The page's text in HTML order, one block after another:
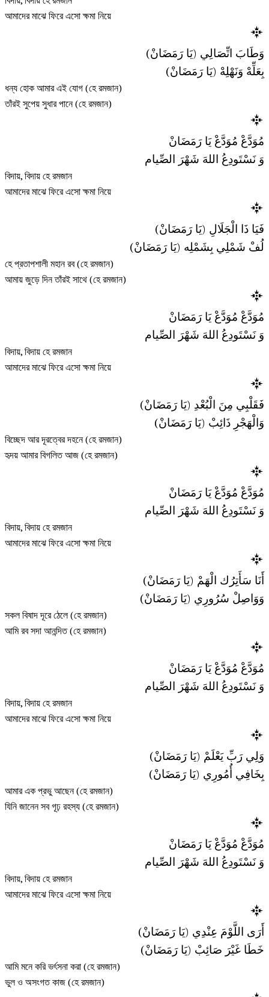
আমাদের মাঝে ফিরে এসো ক্ষমা নিয়ে
وَطَابَ اتِّصَالِي (يَا رَمَضَانْ)
بِعَلِّهْ وَنَهْلِهْ (يَا رَمَضَانْ)
ধন্য হোক আমার এই যোগ (হে রমজান)
তাঁরই সুপেয় সুধার পানে (হে রমজান)
مُوَدَّعْ مُوَدَّعْ يَا رَمَضَانْ
وَ نَسْتَودِعُ اللهَ شَهْرَ الصِّيام
বিদায়, বিদায় হে রমজান
আমাদের মাঝে ফিরে এসো ক্ষমা নিয়ে
فَيَا ذَا الْجَلَالِ (يَا رَمَضَانْ)
لُفْ شَمْلِي بِشَمْلِه (يَا رَمَضَانْ)
হে প্রতাপশালী মহান রব (হে রমজান)
আমায় জুড়ে দিন তাঁরই সাথে (হে রমজান)
مُوَدَّعْ مُوَدَّعْ يَا رَمَضَانْ
وَ نَسْتَودِعُ اللهَ شَهْرَ الصِّيام
বিদায়, বিদায় হে রমজান
আমাদের মাঝে ফিরে এসো ক্ষমা নিয়ে
فَقَلْبِي مِنَ الْبُعْدِ (يَا رَمَضَانْ)
وَالْهَجْرِ ذَائِبْ (يَا رَمَضَانْ)
বিচ্ছেদ আর দূরত্বের দহনে (হে রমজান)
হৃদয় আমার বিগলিত আজ (হে রমজান)
مُوَدَّعْ مُوَدَّعْ يَا رَمَضَانْ
وَ نَسْتَودِعُ اللهَ شَهْرَ الصِّيام
বিদায়, বিদায় হে রমজান
আমাদের মাঝে ফিরে এসো ক্ষমা নিয়ে
أَنَا سَأَتِرُك الْهَمْ (يَا رَمَضَانْ)
وَوَاصِلْ سُرُورِي (يَا رَمَضَانْ)
সকল বিষাদ দূরে ঠেলে (হে রমজান)
আমি রব সদা আনন্দিত (হে রমজান)
مُوَدَّعْ مُوَدَّعْ يَا رَمَضَانْ
وَ نَسْتَودِعُ اللهَ شَهْرَ الصِّيام
বিদায়, বিদায় হে রমজান
আমাদের মাঝে ফিরে এসো ক্ষমা নিয়ে
وَلِي رَبِّ يَعْلَمْ (يَا رَمَضَانْ)
بِخَافِي أُمُورِي (يَا رَمَضَانْ)
আমার এক প্রভু আছেন (হে রমজান)
যিনি জানেন সব গূঢ় রহস্য (হে রমজান)
مُوَدَّعْ مُوَدَّعْ يَا رَمَضَانْ
وَ نَسْتَودِعُ اللهَ شَهْرَ الصِّيام
বিদায়, বিদায় হে রমজান
আমাদের মাঝে ফিরে এসো ক্ষমা নিয়ে
أَرَى اللَّوْمَ عِنْدِي (يَا رَمَضَانْ)
خَطَا غَيْرَ صَائِبْ (يَا رَمَضَانْ)
আমি মনে করি ভর্ৎসনা করা (হে রমজান)
ভুল ও অসংগত কাজ (হে রমজান)